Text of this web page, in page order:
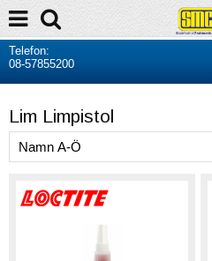
Telefon:
08-57855200
Lim Limpistol